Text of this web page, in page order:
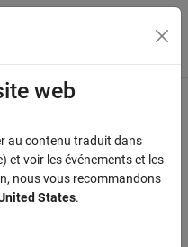
du menu
information?
web
au contenu traduit dans
et voir les événements et les
nous vous recommandons
States.